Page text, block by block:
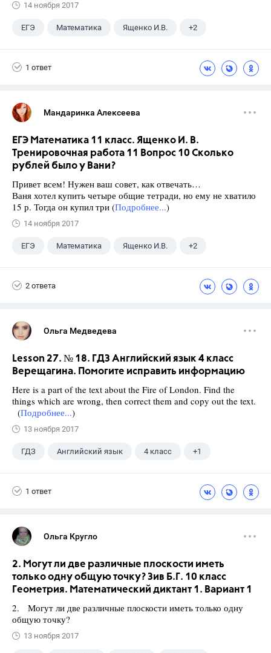
14 ноября 2017
ЕГЭ Математика Ященко И.В. +2
1 ответ
Мандаринка Алексеева
ЕГЭ Математика 11 класс. Ященко И. В.
Тренировочная работа 11 Вопрос 10 Сколько
рублей было у Вани?
Привет всем! Нужен ваш совет, как отвечать…
Ваня хотел купить четыре общие тетради, но ему не хватило
15 р. Тогда он купил три (Подробнее...)
14 ноября 2017
ЕГЭ Математика Ященко И.В. +2
2 ответа
Ольга Медведева
Lesson 27. № 18. ГДЗ Английский язык 4 класс
Верещагина. Помогите исправить информацию
Here is a part of the text about the Fire of London. Find the
things which are wrong, then correct them and copy out the text.
(Подробнее...)
13 ноября 2017
ГДЗ Английский язык 4 класс +1
1 ответ
Ольга Кругло
2. Могут ли две различные плоскости иметь
только одну общую точку? Зив Б.Г. 10 класс
Геометрия. Математический диктант 1. Вариант 1
2. Могут ли две различные плоскости иметь только одну
общую точку?
13 ноября 2017